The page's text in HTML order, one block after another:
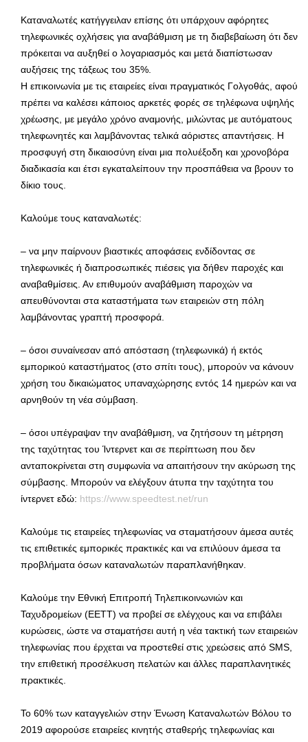
Καταναλωτές κατήγγειλαν επίσης ότι υπάρχουν αφόρητες
τηλεφωνικές οχλήσεις για αναβάθμιση με τη διαβεβαίωση ότι δεν
πρόκειται να αυξηθεί ο λογαριασμός και μετά διαπίστωσαν
αυξήσεις της τάξεως του 35%.
Η επικοινωνία με τις εταιρείες είναι πραγματικός Γολγοθάς, αφού
πρέπει να καλέσει κάποιος αρκετές φορές σε τηλέφωνα υψηλής
χρέωσης, με μεγάλο χρόνο αναμονής, μιλώντας με αυτόματους
τηλεφωνητές και λαμβάνοντας τελικά αόριστες απαντήσεις. Η
προσφυγή στη δικαιοσύνη είναι μια πολυέξοδη και χρονοβόρα
διαδικασία και έτσι εγκαταλείπουν την προσπάθεια να βρουν το
δίκιο τους.
Καλούμε τους καταναλωτές:
– να μην παίρνουν βιαστικές αποφάσεις ενδίδοντας σε
τηλεφωνικές ή διαπροσωπικές πιέσεις για δήθεν παροχές και
αναβαθμίσεις. Αν επιθυμούν αναβάθμιση παροχών να
απευθύνονται στα καταστήματα των εταιρειών στη πόλη
λαμβάνοντας γραπτή προσφορά.
– όσοι συναίνεσαν από απόσταση (τηλεφωνικά) ή εκτός
εμπορικού καταστήματος (στο σπίτι τους), μπορούν να κάνουν
χρήση του δικαιώματος υπαναχώρησης εντός 14 ημερών και να
αρνηθούν τη νέα σύμβαση.
– όσοι υπέγραψαν την αναβάθμιση, να ζητήσουν τη μέτρηση
της ταχύτητας του Ίντερνετ και σε περίπτωση που δεν
ανταποκρίνεται στη συμφωνία να απαιτήσουν την ακύρωση της
σύμβασης. Μπορούν να ελέγξουν άτυπα την ταχύτητα του
ίντερνετ εδώ: https://www.speedtest.net/run
Καλούμε τις εταιρείες τηλεφωνίας να σταματήσουν άμεσα αυτές
τις επιθετικές εμπορικές πρακτικές και να επιλύουν άμεσα τα
προβλήματα όσων καταναλωτών παραπλανήθηκαν.
Καλούμε την Εθνική Επιτροπή Τηλεπικοινωνιών και
Ταχυδρομείων (ΕΕΤΤ) να προβεί σε ελέγχους και να επιβάλει
κυρώσεις, ώστε να σταματήσει αυτή η νέα τακτική των εταιρειών
τηλεφωνίας που έρχεται να προστεθεί στις χρεώσεις από SMS,
την επιθετική προσέλκυση πελατών και άλλες παραπλανητικές
πρακτικές.
Το 60% των καταγγελιών στην Ένωση Καταναλωτών Βόλου το
2019 αφορούσε εταιρείες κινητής σταθερής τηλεφωνίας και